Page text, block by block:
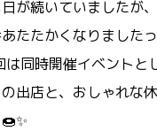
が続いていましたが
たたかくなりましたっ
は同時開催イベントと
出店と、おしゃれな